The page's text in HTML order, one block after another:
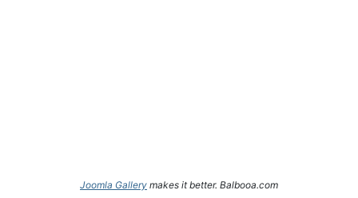
Joomla Gallery makes it better. Balbooa.com